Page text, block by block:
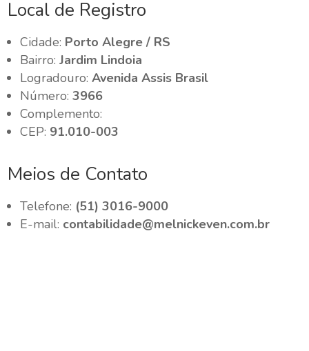
Local de Registro
Cidade: Porto Alegre / RS
Bairro:Jardim Lindoia
Logradouro:Avenida Assis Brasil
Número:3966
Complemento:
CEP: 91.010-003
Meios de Contato
Telefone: (51) 3016-9000
E-mail: contabilidade@melnickeven.com.br